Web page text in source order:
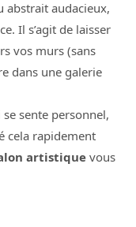
abstrait audacieux,
Il s’agit de laisser
vos murs (sans
dans une galerie
sente personnel,
cela rapidement
artistiquevous